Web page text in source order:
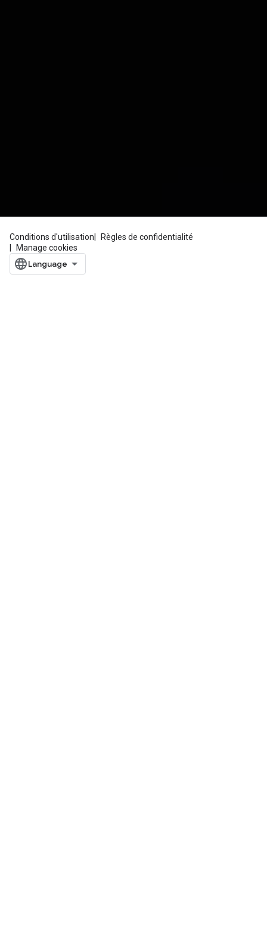
Conditions d'utilisation
Règles de confidentialité
Manage cookies